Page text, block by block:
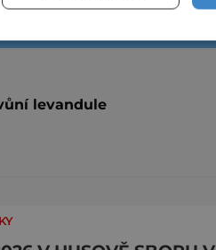
levandule